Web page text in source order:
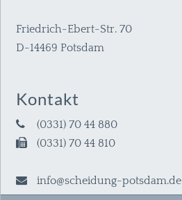
Friedrich-Ebert-Str. 70
D-14469 Potsdam
Kontakt
(0331) 70 44 880
(0331) 70 44 810
info@scheidung-potsdam.de